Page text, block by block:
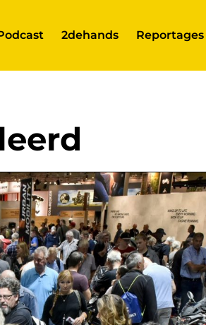
2dehands Reportages